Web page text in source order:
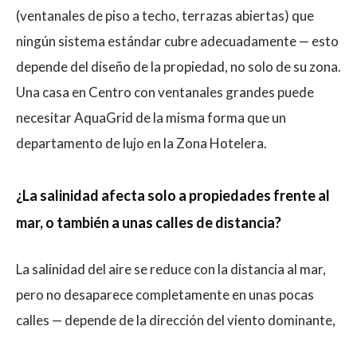
(ventanales de piso a techo, terrazas abiertas) que
ningún sistema estándar cubre adecuadamente — esto
depende del diseño de la propiedad, no solo de su zona.
Una casa en Centro con ventanales grandes puede
necesitar AquaGrid de la misma forma que un
departamento de lujo en la Zona Hotelera.
¿La salinidad afecta solo a propiedades frente al
mar, o también a unas calles de distancia?
La salinidad del aire se reduce con la distancia al mar,
pero no desaparece completamente en unas pocas
calles — depende de la dirección del viento dominante,